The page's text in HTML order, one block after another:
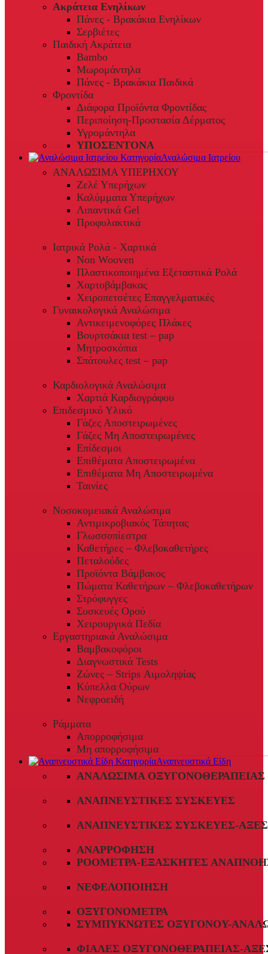
Ακράτεια Ενηλίκων
Πάνες - Βρακάκια Ενηλίκων
Σερβιέτες
Παιδική Ακράτεια
Bambo
Μωρομάντηλα
Πάνες - Βρακάκια Παιδικά
Φροντίδα
Διάφορα Προϊόντα Φροντίδας
Περιποίηση-Προστασία Δέρματος
Υγρομάντηλα
ΥΠΟΣΕΝΤΟΝΑ
Αναλώσιμα Ιατρείου
ΑΝΑΛΩΣΙΜΑ ΥΠΕΡΗΧΟΥ
Ζελέ Υπερήχων
Καλύμματα Υπερήχων
Λιπαντικά Gel
Προφυλακτικά
Ιατρικά Ρολά - Χαρτικά
Non Wooven
Πλαστικοποιημένα Εξεταστικά Ρολά
Χαρτοβάμβακας
Χειροπετσέτες Επαγγελματικές
Γυναικολογικά Αναλώσιμα
Αντικειμενοφόρες Πλάκες
Βουρτσάκια test – pap
Μητροσκόπια
Σπάτουλες test – pap
Καρδιολογικά Αναλώσιμα
Χαρτιά Καρδιογράφου
Επιδεσμικό Υλικό
Γάζες Αποστειρωμένες
Γάζες Μη Αποστειρωμένες
Επίδεσμοι
Επιθέματα Αποστειρωμένα
Επιθέματα Μη Αποστειρωμένα
Ταινίες
Νοσοκομειακά Αναλώσιμα
Αντιμικροβιακός Τάπητας
Γλωσσοπίεστρα
Καθετήρες – Φλεβοκαθετήρες
Πεταλούδες
Προϊόντα Βάμβακος
Πώματα Καθετήρων – Φλεβοκαθετήρων
Στρόφυγγες
Συσκευές Ορού
Χειρουργικά Πεδία
Εργαστηριακά Αναλώσιμα
Βαμβακοφόροι
Διαγνωστικά Tests
Ζώνες – Strips Αιμοληψίας
Κύπελλα Ούρων
Νεφροειδή
Ράμματα
Απορροφήσιμα
Μη απορροφήσιμα
Αναπνευστικά Είδη
ΑΝΑΛΏΣΙΜΑ ΟΞΥΓΟΝΟΘΕΡΑΠΕΊΑΣ
ΑΝΑΠΝΕΥΣΤΙΚΈΣ ΣΥΣΚΕΥΈΣ
ΑΝΑΠΝΕΥΣΤΙΚΈΣ ΣΥΣΚΕΥΈΣ-
ΑΝΑΡΡΌΦΗΣΗ
ΡΟΌΜΕΤΡΑ-ΕΞΑΣΚΗΤΈΣ
ΝΕΦΕΛΟΠΟΊΗΣΗ
ΟΞΥΓΟΝΌΜΕΤΡΑ
ΣΥΜΠΥΚΝΩΤΈΣ ΟΞΥΓΌΝΟΥ-
ΦΙΆΛΕΣ ΟΞΥΓΟΝΟΘΕΡΑΠΕΊΑΣ-